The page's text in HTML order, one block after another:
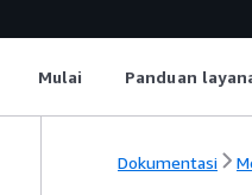
Mulai Panduan
Dokumentasi